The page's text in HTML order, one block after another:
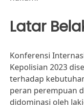
Latar
Konferensi
Kepolisian 2023
terhadap
peran perempuan
didominasi oleh